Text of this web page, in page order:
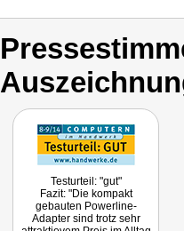
Testurteil: "gut"
Fazit: "Die kompakt
gebauten Powerline-
Adapter sind trotz sehr